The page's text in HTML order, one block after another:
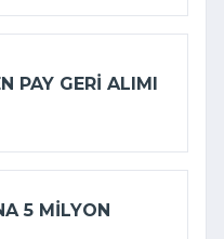
PAY GERI ALIMI
5 MILYON